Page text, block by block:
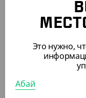
Пакет с V дном,
Это нужно,
Абай